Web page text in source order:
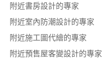
附近書房設計的專家
附近室內防潮設計的專家
附近施工圖代繪的專家
附近預售屋客變設計的專家